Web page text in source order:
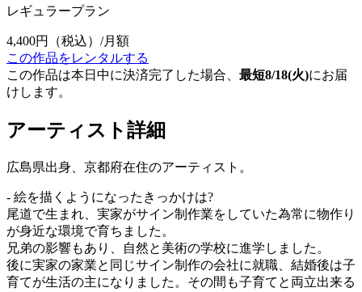
レギュラープラン
4,400円
（税込）/月額
この作品をレンタルする
この作品は本日中に決済完了した場合、 最短8/18(火)にお届
けします。
アーティスト詳細
広島県出身、京都府在住のアーティスト。
- 絵を描くようになったきっかけは?
尾道で生まれ、実家がサイン制作業をしていた為常に物作り
が身近な環境で育ちました。
兄弟の影響もあり、自然と美術の学校に進学しました。
後に実家の家業と同じサイン制作の会社に就職、結婚後は子
育てが生活の主になりました。その間も子育てと両立出来る